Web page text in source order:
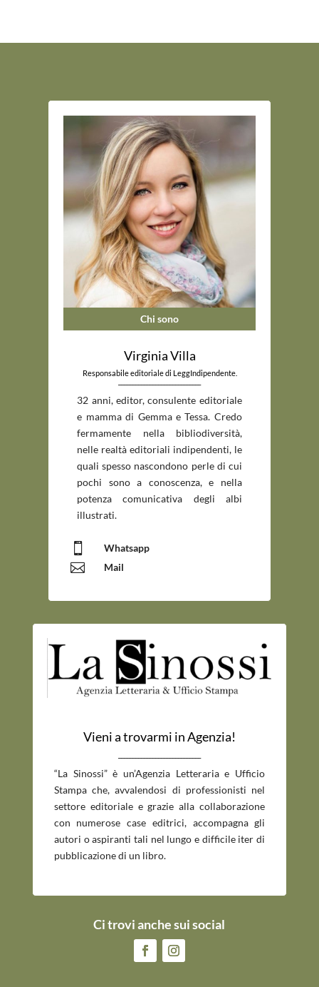
Chi sono
Virginia Villa
Responsabile editoriale di LeggIndipendente.
_____________________________
32 anni, editor, consulente editoriale
e mamma di Gemma e Tessa. Credo
fermamente nella bibliodiversità,
nelle realtà editoriali indipendenti, le
quali spesso nascondono perle di cui
pochi sono a conoscenza, e nella
potenza comunicativa degli albi
illustrati.
 Whatsapp
 Mail
Vieni a trovarmi in Agenzia!
“La Sinossi” è un’Agenzia Letteraria e Ufficio
Stampa che, avvalendosi di professionisti nel
settore editoriale e grazie alla collaborazione
con numerose case editrici, accompagna gli
autori o aspiranti tali nel lungo e difficile iter di
pubblicazione di un libro.
Ci trovi anche sui social